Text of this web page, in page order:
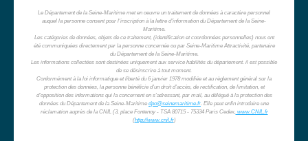
Le Département de la Seine-Maritime met en oeuvre un traitement de données à caractère personnel
auquel la personne consent pour l'inscription à la lettre d'information du Département de la Seine-
Maritime.
Les catégories de données, objets de ce traitement, (identification et coordonnées personnelles) nous ont
été communiquées directement par la personne concernée ou par Seine-Maritime Attractivité, partenaire
du Département de la Seine-Maritime.
Les informations collectées sont destinées uniquement aux service habilités du département. il est possible
de se désinscrire à tout moment.
Conformément à la loi informatique et liberté du 6 janvier 1978 modifiée et au règlement général sur la
protection des données, la personne bénéficie d'un droit d'accès, de rectification, de limitation, et
d'opposition des informations qui la concernent en s'adressant, par mail, au délégué à la protection des
données du Département de la Seine-Maritime dpo@seinemaritime.fr . Elle peut enfin introduire une
réclamation auprès de la CNIL (3, place Fontenoy - TSA 80715 - 75334 Paris Cedex, www.CNIL.fr
(http://www.cnil.fr)